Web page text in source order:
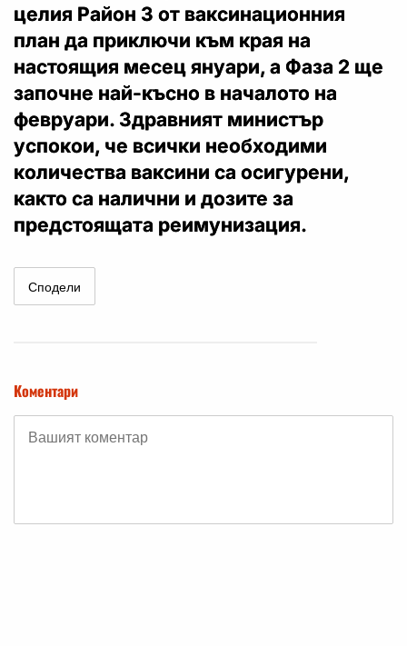
целия Район 3 от ваксинационния
план да приключи към края на
настоящия месец януари, а Фаза 2 ще
започне най-късно в началото на
февруари. Здравният министър
успокои, че всички необходими
количества ваксини са осигурени,
както са налични и дозите за
предстоящата реимунизация.
Сподели
Коментари